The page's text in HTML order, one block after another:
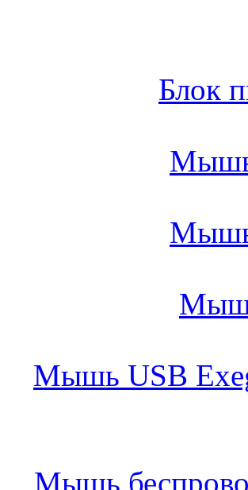
Блок
Мышь USB
Мышь